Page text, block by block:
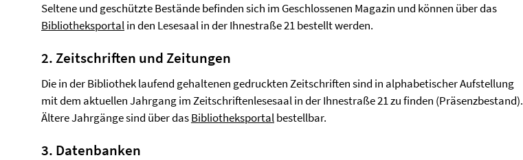
Seltene und geschützte Bestände befinden sich im Geschlossenen Magazin und können über das
Bibliotheksportalin den Lesesaal in der Ihnestraße 21 bestellt werden.
2. Zeitschriften und Zeitungen
Die in der Bibliothek laufend gehaltenen gedruckten Zeitschriften sind in alphabetischer Aufstellung
mit dem aktuellen Jahrgang im Zeitschriftenlesesaal in der Ihnestraße 21 zu finden (Präsenzbestand).
Ältere Jahrgänge sind über dasBibliotheksportalbestellbar.
3. Datenbanken